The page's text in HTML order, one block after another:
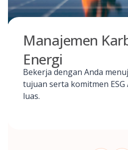
Manajemen
Energi
Bekerja dengan Anda
tujuan serta komitmen ESG
luas.